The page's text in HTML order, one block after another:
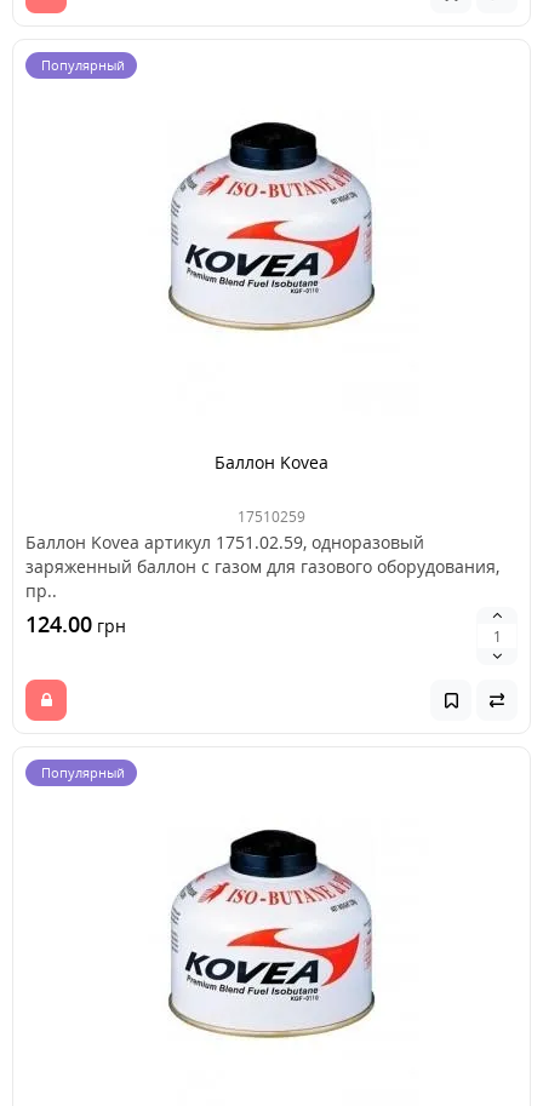
Популярный
Баллон Kovea
17510259
Баллон Kovea артикул 1751.02.59, одноразовый
заряженный баллон с газом для газового оборудования,
пр..
124.00 грн
Популярный